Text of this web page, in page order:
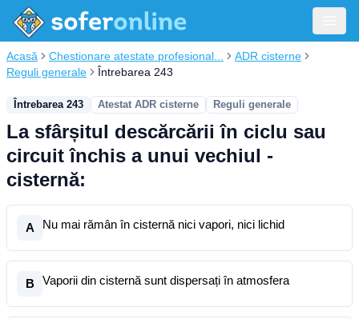
Acasă Chestionare atestate profesional...
ADR cisterne
Reguli generale
Întrebarea 243
Întrebarea 243 Atestat ADR cisterne Reguli generale
La sfârșitul descărcării în ciclu sau
circuit închis a unui vechiul -
cisternă:
A Nu mai rămân în cisternă nici vapori, nici lichid
B Vaporii din cisternă sunt dispersați în atmosfera